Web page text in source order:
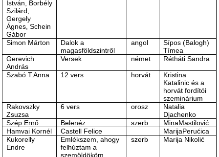
István, Borbély
Szilárd,
Gergely
Ágnes, Schein
Gábor
Simon Márton
Dalok a
magasföldszintről
angol
Sípos (Balogh)
Tímea
Gerevich
András
Versek német Rétháti Sandra
Szabó T.Anna 12 vers horvát
Kristina
Katalinic és a
horvát fordítói
szeminárium
Rakovszky
Zsuzsa
6 vers orosz
Natalia
Djachenko
Szép Ernő
Belenéz szerb
MinaMastilović
Hamvai Kornél
Castell Felice
MarijaPerućica
Kukorelly
Endre
Emlékszem, ahogy
felhúztam a
szemöldököm
szerb Marija Nikolić